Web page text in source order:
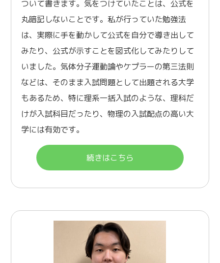
ついて書きます。気をつけていたことは、公式を
丸暗記しないことです。私が行っていた勉強法
は、実際に手を動かして公式を自分で導き出して
みたり、公式が示すことを図式化してみたりして
いました。気体分子運動論やケプラーの第三法則
などは、そのまま入試問題として出題される大学
もあるため、特に理系一括入試のような、理科だ
けが入試科目だったり、物理の入試配点の高い大
学には有効です。
続きはこちら